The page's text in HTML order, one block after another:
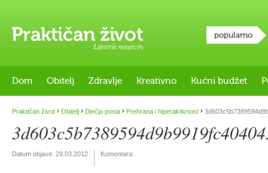
Lifestyle magazin
popularno
Dom Obitelj Zdravlje Kreativno Kućni budžet
Praktičan život › Obitelj › Dječja posla › Prehrana i hiperaktivnost ›
Datum objave: 29.03.2012 Komentara: